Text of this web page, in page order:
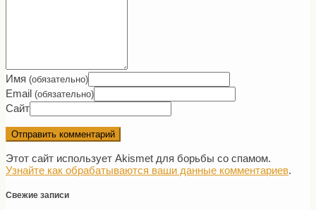
Имя (обязательно)
Email (обязательно)
Сайт
Этот сайт использует Akismet для борьбы со спамом.
Узнайте как обрабатываются ваши данные комментариев.
Свежие записи